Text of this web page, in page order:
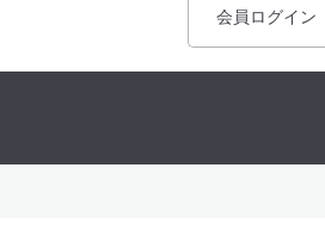
会員ログイン